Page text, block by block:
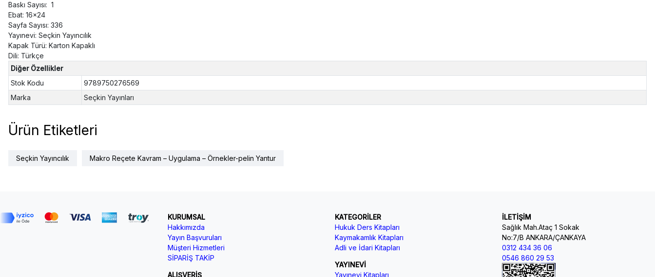
Baskı Sayısı: 1
Ebat: 16x24
Sayfa Sayısı: 336
Yayınevi: Seçkin Yayıncılık
Kapak Türü: Karton Kapaklı
Dili: Türkçe
Diğer Özellikler
Stok Kodu
9789750276569
Marka
Seçkin Yayınları
Ürün Etiketleri
Seçkin Yayıncılık Makro Reçete Kavram – Uygulama – Örnekler-pelin Yantur
KURUMSAL
Hakkımızda
Yayın Başvuruları
Müşteri Hizmetleri
SİPARİŞ TAKİP
ALIŞVERİŞ
KATEGORİLER
Hukuk Ders Kitapları
Kaymakamlık Kitapları
Adli ve İdari Kitapları
YAYINEVİ
Yayınevi Kitapları
İLETİŞİM
Sağlık Mah.Ataç 1 Sokak
No:7/B ANKARA/ÇANKAYA
0312 434 36 06
0546 860 29 53